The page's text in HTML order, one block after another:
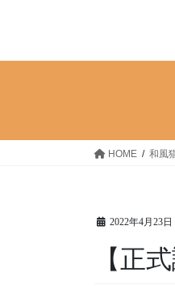
HOME 和風
2022年4月23日
【正